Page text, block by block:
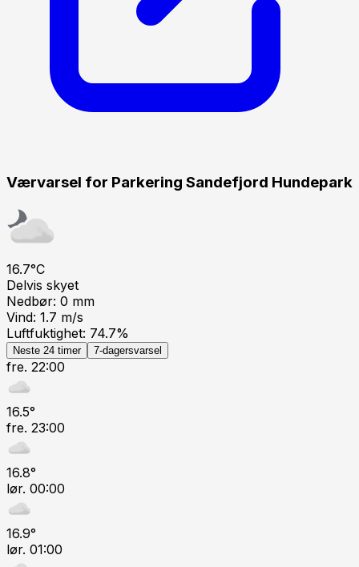
Værvarsel for Parkering Sandefjord Hundepark
16.7°C
Delvis skyet
Nedbør: 0 mm
Vind: 1.7 m/s
Luftfuktighet: 74.7%
Neste 24 timer 7-dagersvarsel
fre. 22:00
16.5°
fre. 23:00
16.8°
lør. 00:00
16.9°
lør. 01:00